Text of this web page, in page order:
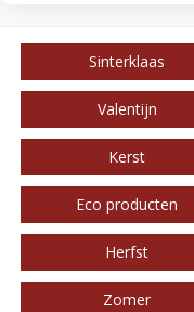
Sinterklaas
Valentijn
Kerst
Eco producten
Herfst
Zomer